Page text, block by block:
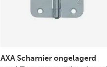
AXA Scharnier ongelagerd